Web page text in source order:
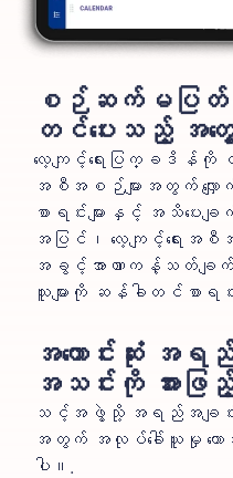
စဉ်ဆက်မပြ
တင်ပေးသည့် အ
လေ့ကျင့်ရေးပြက္ခဒိန်ကို
အစီအစဉ်များအတွက် လျှေ
စာရင်းများနှင့် အသိပေးခ
အပြင်၊ လေ့ကျင့်ရေးအစီအစ
အခွင့်အာဏာကန့်သတ်ချက်မျာ
သူများကို ဆန်ခါတင်စာရင်
အကောင်းဆုံး အ
အသင်းကို အားဖ
သင့်အဖွဲ့သို့ အရည်အချင်
အတွက် အလုပ်ခေါ်ယူမှု တော
ပါ။.